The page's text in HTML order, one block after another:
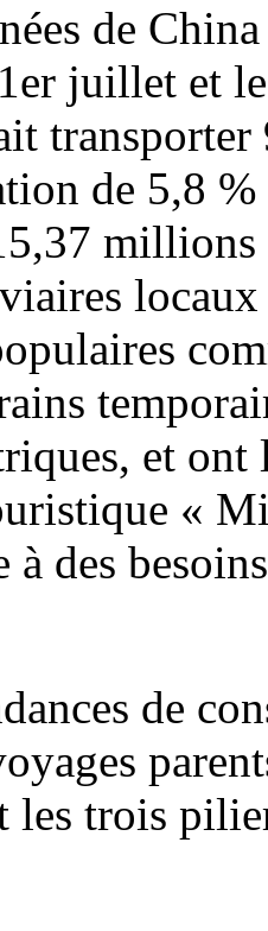
de
juillet et
de 5,8
millions
et ont
«
à des
de
les trois